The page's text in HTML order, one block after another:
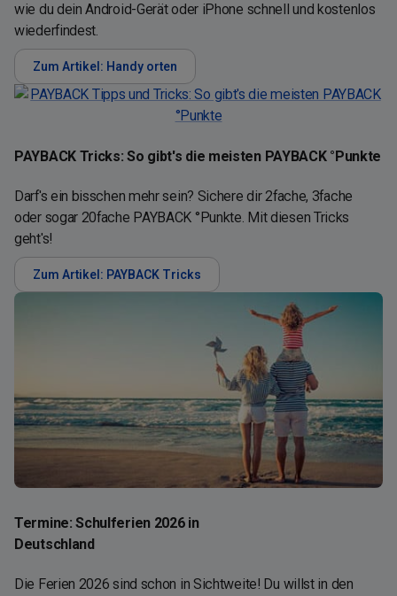
wie du dein Android-Gerät oder iPhone schnell und kostenlos
wiederfindest.
Zum Artikel: Handy orten
PAYBACK Tricks: So gibt's die meisten PAYBACK °Punkte
Darf's ein bisschen mehr sein? Sichere dir 2fache, 3fache
oder sogar 20fache PAYBACK °Punkte. Mit diesen Tricks
geht's!
Zum Artikel: PAYBACK Tricks
Termine: Schulferien 2026 in
Deutschland
Die Ferien 2026 sind schon in Sichtweite! Du willst in den